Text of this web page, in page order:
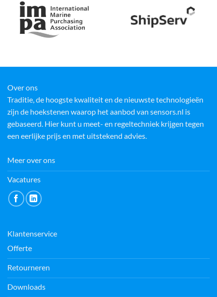
Over ons
Traditie, de hoogste kwaliteit en de nieuwste technologieën
zijn de hoekstenen waarop het aanbod van sensors.nl is
gebaseerd. Hier kunt u meet- en regeltechniek krijgen tegen
een eerlijke prijs en met uitstekend advies.
Meer over ons
Vacatures
Klantenservice
Offerte
Retourneren
Downloads